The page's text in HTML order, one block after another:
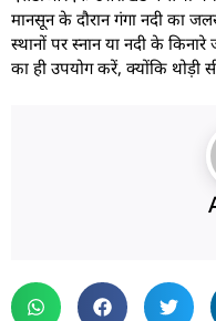
मानसून के दौरान गंगा नदी का
स्थानों पर स्नान या नदी के
का ही उपयोग करें, क्योंकि थोड़ी